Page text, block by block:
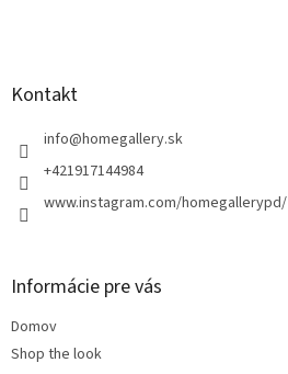
Kontakt
info@homegallery.sk
+421917144984
www.instagram.com/homegallerypd/
Informácie pre vás
Domov
Shop the look